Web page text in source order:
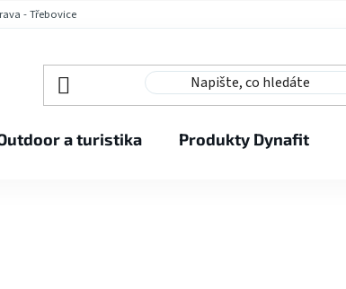
- Třebovice
a turistika Produkty Dynafit